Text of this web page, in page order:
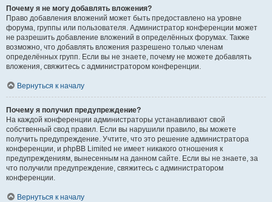
Почему я не могу добавлять вложения?
Право добавления вложений может быть предоставлено на уровне
форума, группы или пользователя. Администратор конференции может
не разрешить добавление вложений в определённых форумах. Также
возможно, что добавлять вложения разрешено только членам
определённых групп. Если вы не знаете, почему не можете добавлять
вложения, свяжитесь с администратором конференции.
Вернуться к началу
Почему я получил предупреждение?
На каждой конференции администраторы устанавливают свой
собственный свод правил. Если вы нарушили правило, вы можете
получить предупреждение. Учтите, что это решение администратора
конференции, и phpBB Limited не имеет никакого отношения к
предупреждениям, вынесенным на данном сайте. Если вы не знаете, за
что получили предупреждение, свяжитесь с администратором
конференции.
Вернуться к началу